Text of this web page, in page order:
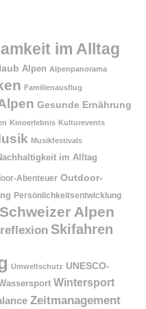
im Alltag
Alpen Alpenpanorama
Familienausflug
Gesunde Ernährung
Kinoerlebnis Kulturevents
Musikfestivals
im Alltag
Abenteuer Outdoor-
Persönlichkeitsentwicklung
Schweizer Alpen
Skifahren
Umweltschutz UNESCO-
Wintersport
Zeitmanagement